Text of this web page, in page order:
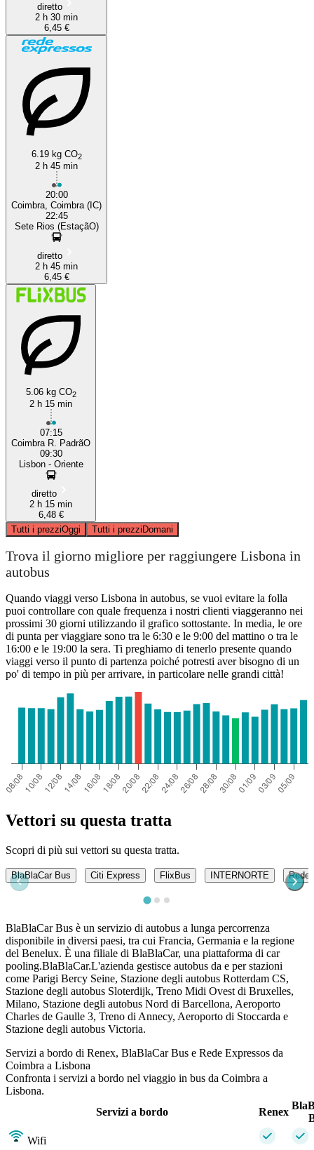
diretto
2 h 30 min
6,45 €
6.19 kg CO2
2 h 45 min
20:00
Coimbra, Coimbra (IC)
22:45
Sete Rios (EstaçãO)
diretto
2 h 45 min
6,45 €
5.06 kg CO2
2 h 15 min
07:15
Coimbra R. PadrãO
09:30
Lisbon - Oriente
diretto
2 h 15 min
6,48 €
Tutti i prezziOggi Tutti i prezziDomani
Trova il giorno migliore per raggiungere Lisbona in
autobus
Quando viaggi verso Lisbona in autobus, se vuoi evitare la folla
puoi controllare con quale frequenza i nostri clienti viaggeranno nei
prossimi 30 giorni utilizzando il grafico sottostante. In media, le ore
di punta per viaggiare sono tra le 6:30 e le 9:00 del mattino o tra le
16:00 e le 19:00 la sera. Ti preghiamo di tenerlo presente quando
viaggi verso il punto di partenza poiché potresti aver bisogno di un
po' di tempo in più per arrivare, in particolare nelle grandi città!
Vettori su questa tratta
Scopri di più sui vettori su questa tratta.
BlaBlaCar Bus Citi Express FlixBus INTERNORTE Rede
BlaBlaCar Bus è un servizio di autobus a lunga percorrenza
disponibile in diversi paesi, tra cui Francia, Germania e la regione
del Benelux. È una filiale di BlaBlaCar, una piattaforma di car
pooling.BlaBlaCar.L'azienda gestisce autobus da e per stazioni
come Parigi Bercy Seine, Stazione degli autobus Rotterdam CS,
Stazione degli autobus Sloterdijk, Treno Midi Ovest di Bruxelles,
Milano, Stazione degli autobus Nord di Barcellona, ​​Aeroporto
Charles de Gaulle 3, Treno di Annecy, Aeroporto di Stoccarda e
Stazione degli autobus Victoria.
Servizi a bordo di Renex, BlaBlaCar Bus e Rede Expressos da
Coimbra a Lisbona
Confronta i servizi a bordo nel viaggio in bus da Coimbra a
Lisbona.
Servizi a bordo
Renex
Wifi